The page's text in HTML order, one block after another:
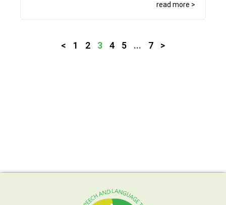
read more >
< 1 2 3 4 5 ... 7 >